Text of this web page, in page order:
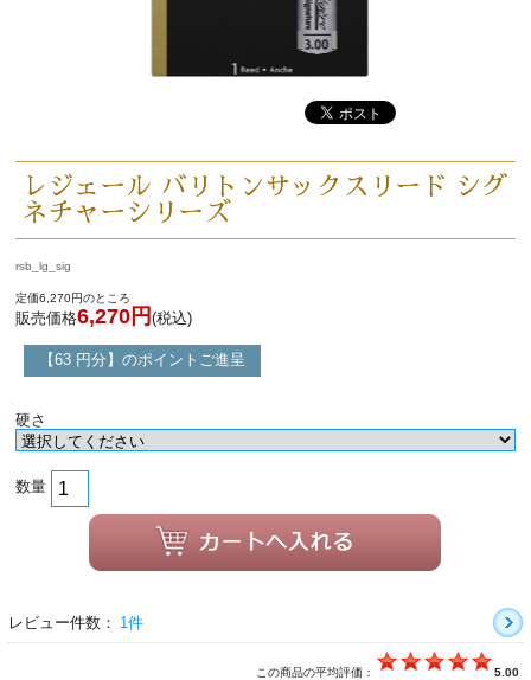
レジェール バリトンサックスリード シグ
ネチャーシリーズ
rsb_lg_sig
定価6,270円のところ
販売価格6,270円 (税込)
【63 円分】のポイントご進呈
硬さ
数量
レビュー件数： 1件
この商品の平均評価： 5.00